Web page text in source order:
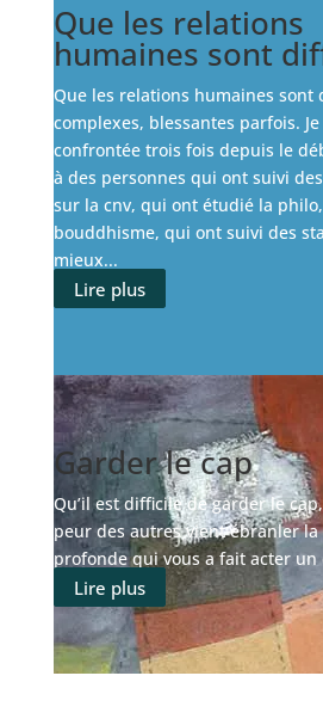
Que les relations
humaines sont
Que les relations humaines sont
complexes, blessantes parfois.
confrontée trois fois depuis le
à des personnes qui ont suivi
sur la cnv, qui ont étudié la
bouddhisme, qui ont suivi des
mieux...
Lire plus
Garder le cap
Qu’il est difficile de garder le
peur des autres vient ébranler la
profonde qui vous a fait acter un
Lire plus